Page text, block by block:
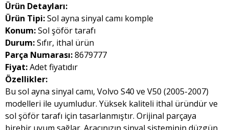
Ürün Detayları:
Ürün Tipi:Sol ayna sinyal camı komple
Konum:Sol şöför tarafı
Durum:Sıfır, ithal ürün
Parça Numarası:8679777
Fiyat:Adet fiyatıdır
Özellikler:
Bu sol ayna sinyal camı, Volvo S40 ve V50 (2005-2007)
modelleri ile uyumludur. Yüksek kaliteli ithal üründür ve
sol şöför tarafı için tasarlanmıştır. Orijinal parçaya